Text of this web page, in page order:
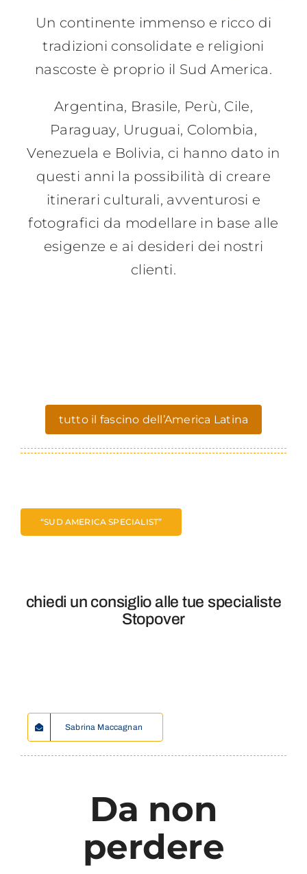
Un continente immenso e ricco di
tradizioni consolidate e religioni
nascoste è proprio il Sud America.
Argentina, Brasile, Perù, Cile,
Paraguay, Uruguai, Colombia,
Venezuela e Bolivia, ci hanno dato in
questi anni la possibilità di creare
itinerari culturali, avventurosi e
fotografici da modellare in base alle
esigenze e ai desideri dei nostri
clienti.
tutto il fascino dell’America Latina
“SUD AMERICA SPECIALIST”
chiedi un consiglio alle tue specialiste
Stopover
Sabrina Maccagnan
Da non
perdere